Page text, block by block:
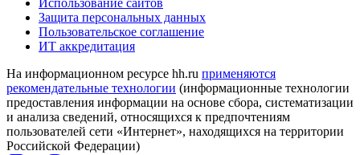
Защита персональных данных
Пользовательское соглашение
ИТ аккредитация
На информационном ресурсе hh.ru применяются
рекомендательные технологии (информационные технологии
предоставления информации на основе сбора, систематизации
и анализа сведений, относящихся к предпочтениям
пользователей сети «Интернет», находящихся на территории
Российской Федерации)